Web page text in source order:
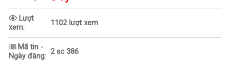
Lượt
xem:
1102 lượt xem
Mã tin -
Ngày đăng:
2 sc 386